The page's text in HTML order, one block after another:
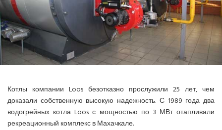
КОНДИЦИОНИРОВАНИЕ СЕРВЕРНОЙ
ИСТОРИЯ БРЕНДОВ
Котлы компании Loos безотказно прослужили 25 лет, чем
доказали собственную высокую надежность. С 1989 года два
водогрейных котла Loos с мощностью по 3 МВт отапливали
рекреационный комплекс в Махачкале.